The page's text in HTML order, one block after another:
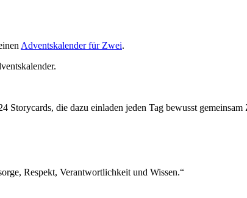
Adventskalender für Zwei.
Storycards, die dazu einladen jeden Tag bewusst
Respekt, Verantwortlichkeit und Wissen.“